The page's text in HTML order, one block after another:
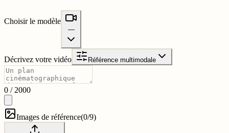
Choisir le modèle
—
Décrivez votre vidéo Référence multimodale
0 / 2000
Images de référence(0/9)